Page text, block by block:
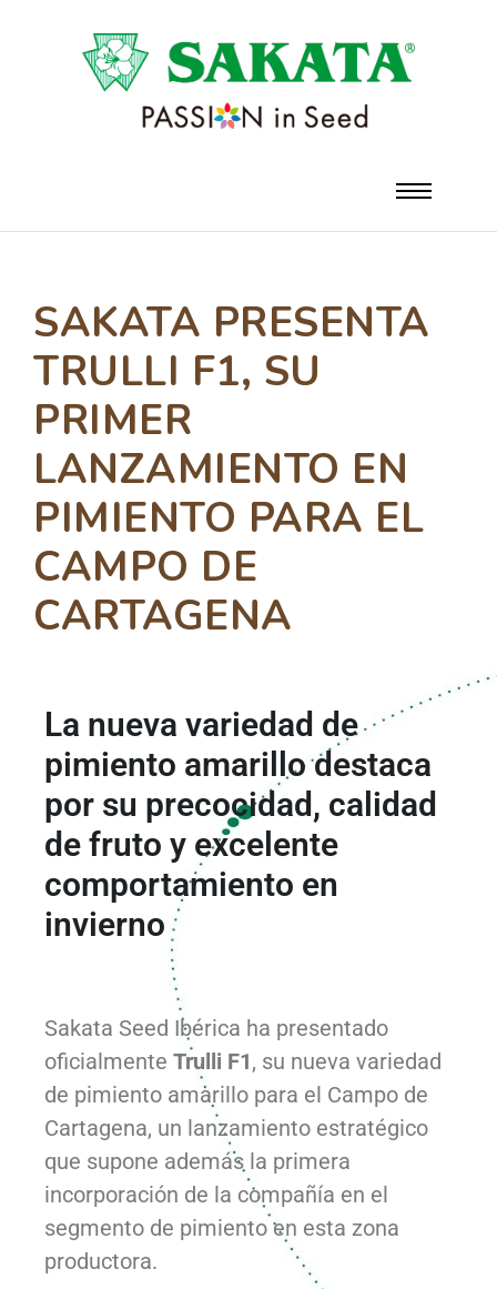
SAKATA PRESENTA
TRULLI F1, SU
PRIMER
LANZAMIENTO EN
PIMIENTO PARA EL
CAMPO DE
CARTAGENA
La nueva variedad de
pimiento amarillo destaca
por su precocidad, calidad
de fruto y excelente
comportamiento en
invierno
Sakata Seed Ibérica ha presentado
oficialmente Trulli F1, su nueva variedad
de pimiento amarillo para el Campo de
Cartagena, un lanzamiento estratégico
que supone además la primera
incorporación de la compañía en el
segmento de pimiento en esta zona
productora.